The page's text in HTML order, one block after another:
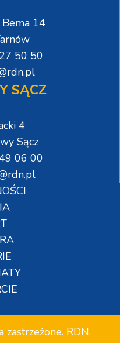
Bema 14
50 50
SĄCZ
4
Sącz
06 00
RDN.